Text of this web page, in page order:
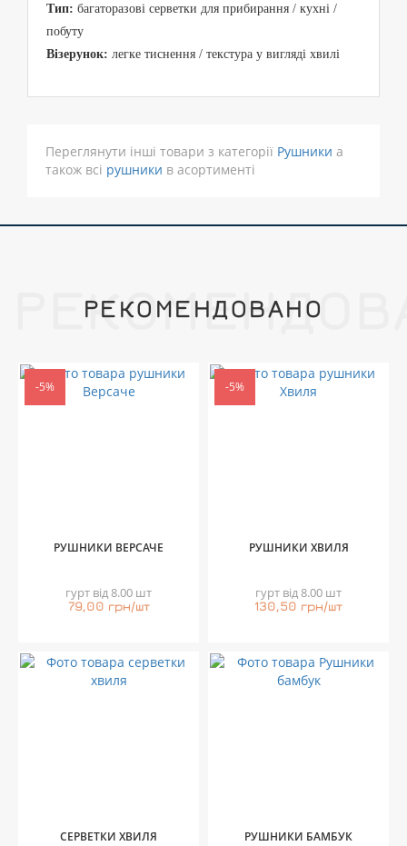
Тип: багаторазові серветки для прибирання / кухні /
побуту
Візерунок: легке тиснення / текстура у вигляді хвилі
Переглянути інші товари з категорії Рушники а
також всі рушники в асортименті
РЕКОМЕНДОВАНО
-5%
РУШНИКИ ВЕРСАЧЕ
гурт від 8.00 шт
79,00 грн/шт
-5%
РУШНИКИ ХВИЛЯ
гурт від 8.00 шт
130,50 грн/шт
СЕРВЕТКИ ХВИЛЯ РУШНИКИ БАМБУК